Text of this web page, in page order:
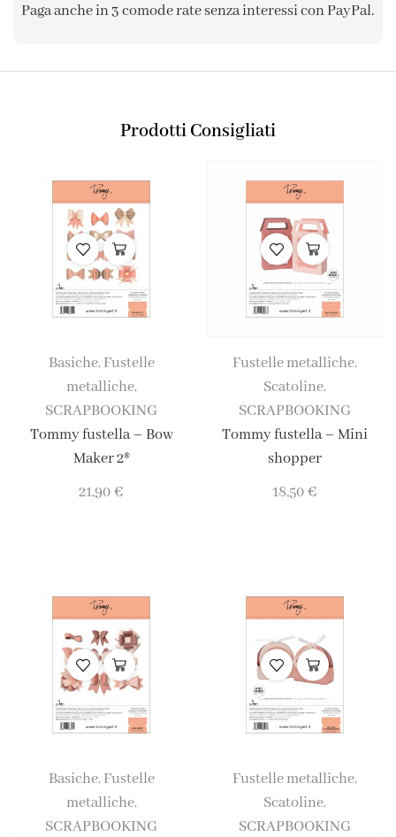
Paga anche in 3 comode rate senza interessi con PayPal.
Prodotti Consigliati
Basiche, Fustelle
metalliche,
SCRAPBOOKING
Tommy fustella – Bow
Maker 2®
21,90€
Fustelle metalliche,
Scatoline,
SCRAPBOOKING
Tommy fustella – Mini
shopper
18,50€
Basiche, Fustelle
metalliche,
SCRAPBOOKING
Fustelle metalliche,
Scatoline,
SCRAPBOOKING